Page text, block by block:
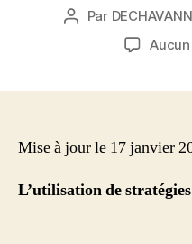
Auteur
Par
Mise à jour le 17 janvier
L’utilisation de